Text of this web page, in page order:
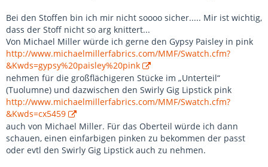
Bei den Stoffen bin ich mir nicht soooo sicher..... Mir ist wichtig,
dass der Stoff nicht so arg knittert...
Von Michael Miller würde ich gerne den Gypsy Paisley in pink
http://www.michaelmillerfabrics.com/MMF/Swatch.cfm?
&Kwds=gypsy%20paisley%20pink
nehmen für die großflächigeren Stücke im „Unterteil“
(Tuolumne) und dazwischen den Swirly Gig Lipstick pink
http://www.michaelmillerfabrics.com/MMF/Swatch.cfm?
&Kwds=cx5459
auch von Michael Miller. Für das Oberteil würde ich dann
schauen, einen einfarbigen pinken zu bekommen der passt
oder evtl den Swirly Gig Lipstick auch zu nehmen.